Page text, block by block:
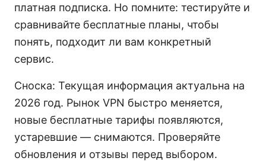
платная подписка. Но помните: тестируйте и
сравнивайте бесплатные планы, чтобы
понять, подходит ли вам конкретный
сервис.
Сноска: Текущая информация актуальна на
2026 год. Рынок VPN быстро меняется,
новые бесплатные тарифы появляются,
устаревшие — снимаются. Проверяйте
обновления и отзывы перед выбором.